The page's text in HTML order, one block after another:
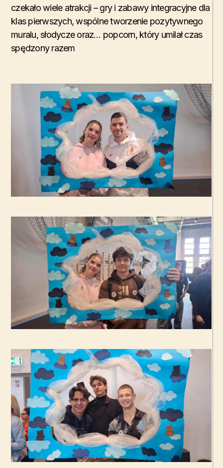
czekało wiele atrakcji – gry i zabawy integracyjne dla
klas pierwszych, wspólne tworzenie pozytywnego
muralu, słodycze oraz… popcorn, który umilał czas
spędzony razem